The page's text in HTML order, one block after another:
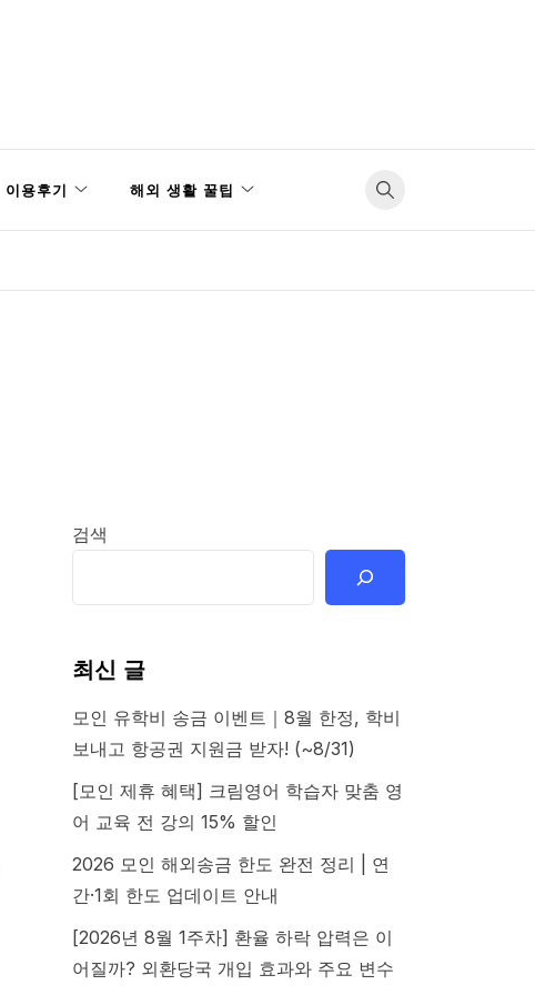
이용후기 해외 생활 꿀팁
검색
최신 글
모인 유학비 송금 이벤트｜8월 한정, 학비
보내고 항공권 지원금 받자! (~8/31)
[모인 제휴 혜택] 크림영어 학습자 맞춤 영
어 교육 전 강의 15% 할인
2026 모인 해외송금 한도 완전 정리 | 연
간·1회 한도 업데이트 안내
[2026년 8월 1주차] 환율 하락 압력은 이
어질까? 외환당국 개입 효과와 주요 변수